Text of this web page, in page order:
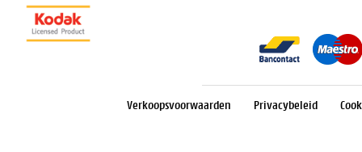
Verkoopsvoorwaarden Privacybeleid